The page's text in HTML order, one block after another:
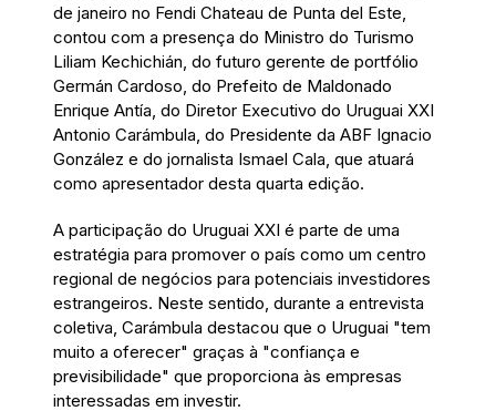
de janeiro no Fendi Chateau de Punta del Este,
contou com a presença do Ministro do Turismo
Liliam Kechichián, do futuro gerente de portfólio
Germán Cardoso, do Prefeito de Maldonado
Enrique Antía, do Diretor Executivo do Uruguai XXI
Antonio Carámbula, do Presidente da ABF Ignacio
González e do jornalista Ismael Cala, que atuará
como apresentador desta quarta edição.
A participação do Uruguai XXI é parte de uma
estratégia para promover o país como um centro
regional de negócios para potenciais investidores
estrangeiros. Neste sentido, durante a entrevista
coletiva, Carámbula destacou que o Uruguai "tem
muito a oferecer" graças à "confiança e
previsibilidade" que proporciona às empresas
interessadas em investir.